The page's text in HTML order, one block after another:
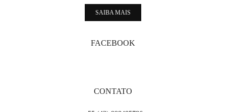
SAIBA MAIS
FACEBOOK
CONTATO